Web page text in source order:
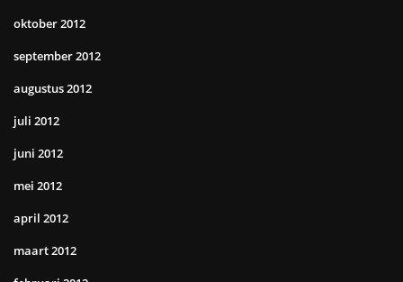
oktober 2012
september 2012
augustus 2012
juli 2012
juni 2012
mei 2012
april 2012
maart 2012